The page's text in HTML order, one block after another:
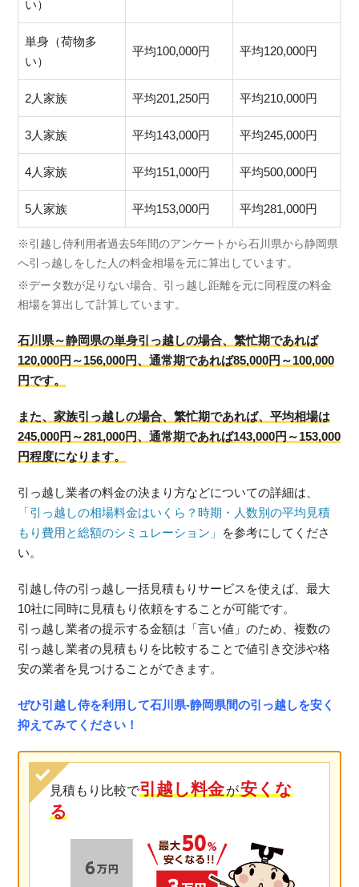
い）
単身（荷物多
い）
平均100,000円 平均120,000円
2人家族 平均201,250円 平均210,000円
3人家族 平均143,000円 平均245,000円
4人家族 平均151,000円 平均500,000円
5人家族 平均153,000円 平均281,000円
※引越し侍利用者過去5年間のアンケートから石川県から静岡県
へ引っ越しをした人の料金相場を元に算出しています。
※データ数が足りない場合、引っ越し距離を元に同程度の料金
相場を算出して計算しています。
石川県～静岡県の単身引っ越しの場合、繁忙期であれば
120,000円～156,000円、通常期であれば85,000円～100,000
円です。
また、家族引っ越しの場合、繁忙期であれば、平均相場は
245,000円～281,000円、通常期であれば143,000円～153,000
円程度になります。
引っ越し業者の料金の決まり方などについての詳細は、
「引っ越しの相場料金はいくら？時期・人数別の平均見積
もり費用と総額のシミュレーション」 を参考にしてくださ
い。
引越し侍の引っ越し一括見積もりサービスを使えば、最大
10社に同時に見積もり依頼をすることが可能です。
引っ越し業者の提示する金額は「言い値」のため、複数の
引っ越し業者の見積もりを比較することで値引き交渉や格
安の業者を見つけることができます。
ぜひ引越し侍を利用して石川県-静岡県間の引っ越しを安く
抑えてみてください！
見積もり比較で引越し料金が安くな
る